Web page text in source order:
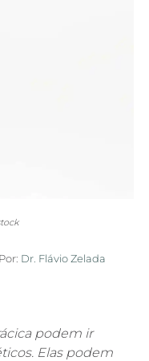
Por: Dr. Flávio Zelada
podem ir
Elas podem